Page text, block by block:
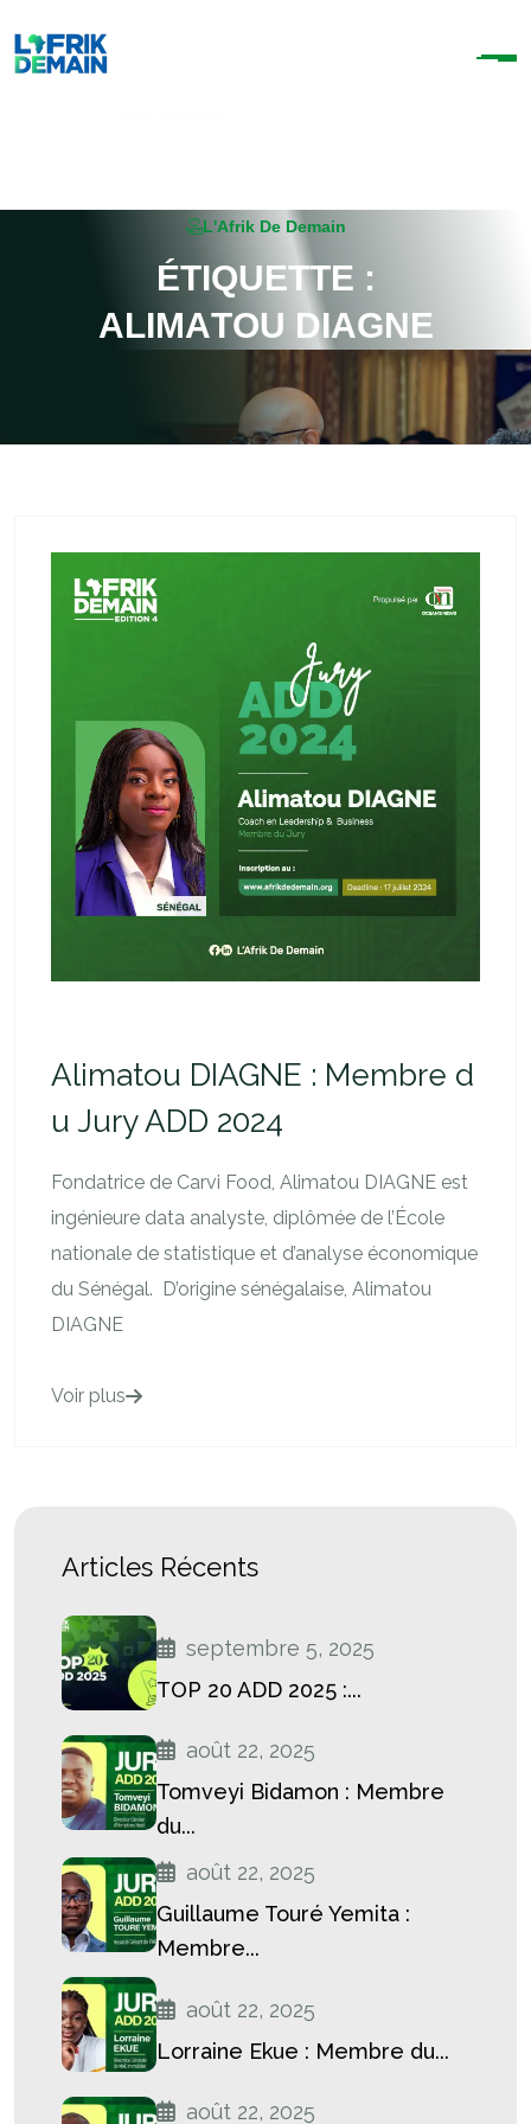
L'Afrik De Demain
ÉTIQUETTE :
ALIMATOU DIAGNE
Alimatou DIAGNE : Membre d
u Jury ADD 2024
Fondatrice de Carvi Food, Alimatou DIAGNE est
ingénieure data analyste, diplômée de l’École
nationale de statistique et d’analyse économique
du Sénégal. D’origine sénégalaise, Alimatou
DIAGNE
Voir plus
Articles Récents
septembre 5, 2025
TOP 20 ADD 2025 :...
août 22, 2025
Tomveyi Bidamon : Membre
du...
août 22, 2025
Guillaume Touré Yemita :
Membre...
août 22, 2025
Lorraine Ekue : Membre du...
août 22, 2025